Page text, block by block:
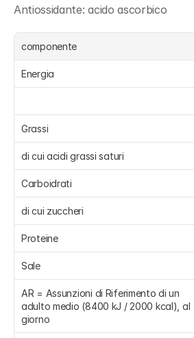
Antiossidante: acido ascorbico
componente
Energia
Grassi
di cui acidi grassi saturi
Carboidrati
di cui zuccheri
Proteine
Sale
AR = Assunzioni di Riferimento di un
adulto medio (8400 kJ / 2000 kcal), al
giorno